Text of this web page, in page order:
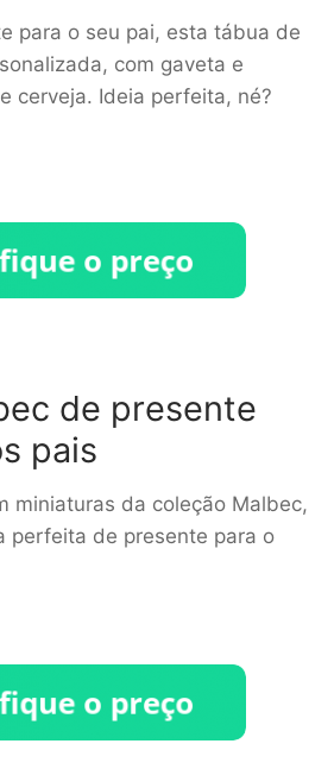
para o seu pai, esta tábua de
com gaveta e
cerveja. Ideia perfeita, né?
de presente
pais
miniaturas da coleção Malbec,
perfeita de presente para o